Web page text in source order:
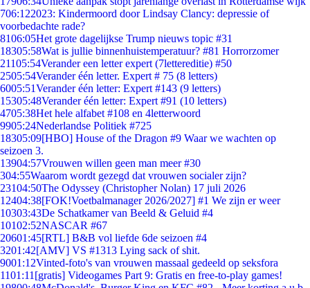
706:122023: Kindermoord door Lindsay Clancy: depressie of
voorbedachte rade?
8106:05Het grote dagelijkse Trump nieuws topic #31
18305:58Wat is jullie binnenhuistemperatuur? #81 Horrorzomer
21105:54Verander een letter expert (7lettereditie) #50
2505:54Verander één letter. Expert # 75 (8 letters)
6005:51Verander één letter: Expert #143 (9 letters)
15305:48Verander één letter: Expert #91 (10 letters)
4705:38Het hele alfabet #108 en 4letterwoord
9905:24Nederlandse Politiek #725
18305:09[HBO] House of the Dragon #9 Waar we wachten op
seizoen 3.
13904:57Vrouwen willen geen man meer #30
304:55Waarom wordt gezegd dat vrouwen socialer zijn?
23104:50The Odyssey (Christopher Nolan) 17 juli 2026
12404:38[FOK!Voetbalmanager 2026/2027] #1 We zijn er weer
10303:43De Schatkamer van Beeld & Geluid #4
10102:52NASCAR #67
20601:45[RTL] B&B vol liefde 6de seizoen #4
3201:42[AMV] VS #1313 Lying sack of shit.
9001:12Vinted-foto's van vrouwen massaal gedeeld op seksfora
1101:11 [gratis] Videogames Part 9: Gratis en free-to-play games!